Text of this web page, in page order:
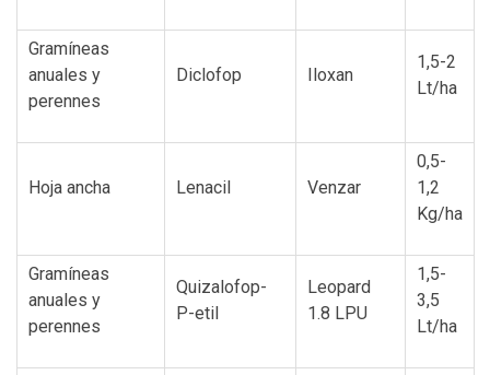
Gramíneas
anuales y
perennes
Diclofop Iloxan
1,5-2
Lt/ha
Hoja ancha Lenacil Venzar
0,5-
1,2
Kg/ha
Gramíneas
anuales y
perennes
Quizalofop-
P-etil
Leopard
1.8 LPU
1,5-
3,5
Lt/ha